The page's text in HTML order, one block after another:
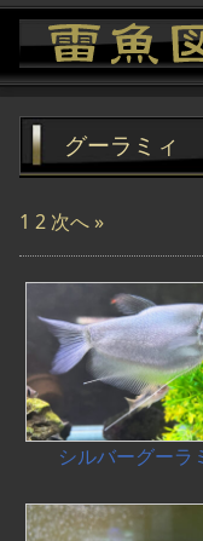
グーラミィ
1 2 次へ »
シルバーグーラ